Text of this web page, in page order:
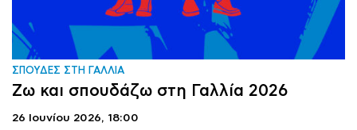
ΣΠΟΥΔΕΣ ΣΤΗ ΓΑΛΛΙΑ
Ζω και σπουδάζω στη Γαλλία 2026
26 Ιουνίου 2026, 18:00